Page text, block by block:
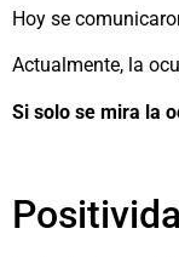
Hoy se
Actualmente, la
Si solo se mira la